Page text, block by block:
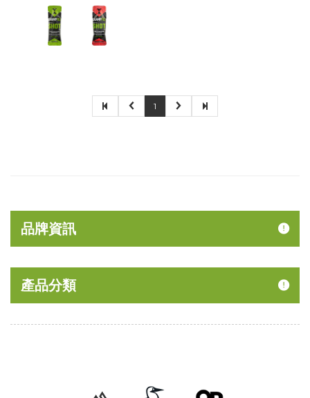
1
品牌資訊
產品分類